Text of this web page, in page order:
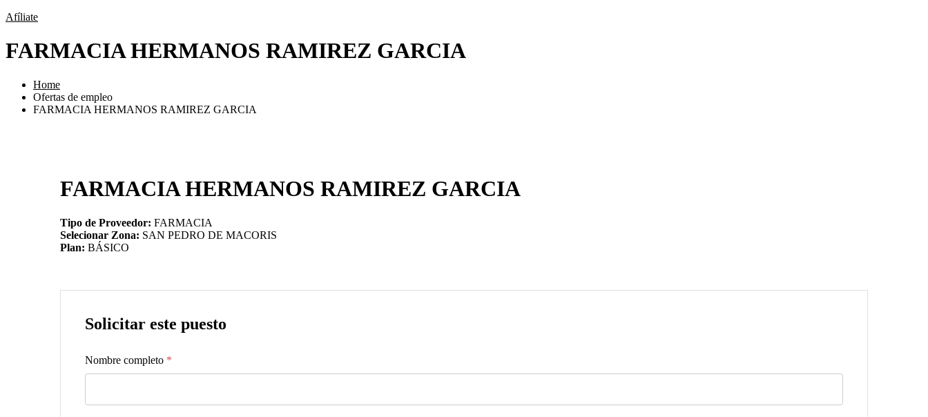
Afíliate
FARMACIA HERMANOS RAMIREZ GARCIA
Home
Ofertas de empleo
FARMACIA HERMANOS RAMIREZ GARCIA
FARMACIA HERMANOS RAMIREZ GARCIA
Tipo de Proveedor: FARMACIA
Selecionar Zona: SAN PEDRO DE MACORIS
Plan: BÁSICO
Solicitar este puesto
Nombre completo *